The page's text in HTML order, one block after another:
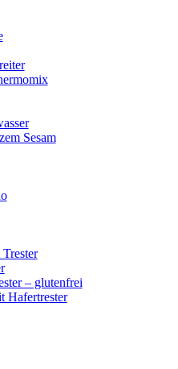
Sesam
– glutenfrei
Hafertrester